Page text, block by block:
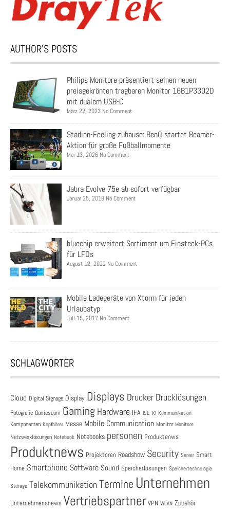
AUTHOR’S POSTS
Philips Monitore präsentiert seinen neuen
preisgekrönten tragbaren Monitor 16B1P3302D
mit dualem USB-C
März 22, 2023 No Comment
Stadion-Feeling zuhause: BenQ startet Beamer-
Aktion für große Fußballmomente
Mai 13, 2026 No Comment
Jabra Evolve 75e ab sofort verfügbar
Januar 25, 2018 No Comment
bluechip erweitert Sortiment um Einsteck-PCs
für LFDs
August 12, 2022 No Comment
Mobile Ladegeräte von Xtorm für jeden
Urlaubstyp
Juli 15, 2017 No Comment
SCHLAGWÖRTER
Cloud Digital Signage Display Displays Drucker Drucklösungen
Fotografie Gamescom Gaming Hardware IFA ISE KI Kommunikation
Komponenten Kopfhörer Messe Mobile Communication Monitor Monitore
Netzwerklösungen Notebook Notebooks personen Produktenws
Produktnews Projektoren Roadshow Security Server Smart
Home Smartphone Software Sound Speicherlösungen Speichertechnologie
Storage Telekommunikation Termine Unternehmen
Unternehmensnews Vertriebspartner VPN WLAN Zubehör